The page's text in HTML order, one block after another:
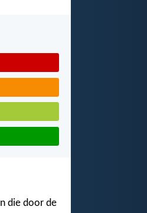
die door de